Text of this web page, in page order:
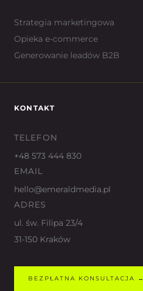
Strategia marketingowa
Opieka e-commerce
Generowanie leadów B2B
KONTAKT
TELEFON
+48 573 444 830
EMAIL
hello@emeraldmedia.pl
ADRES
ul. św. Filipa 23/4
31-150 Kraków
BEZPŁATNA KONSULTACJA →